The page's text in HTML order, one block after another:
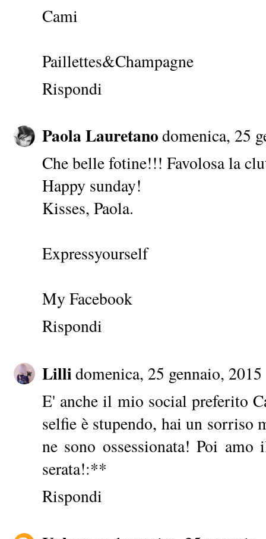
Cami
Paillettes&Champagne
Rispondi
Paola Lauretanodomenica, 25
Che belle fotine!!! Favolosa la
Happy sunday!
Kisses, Paola.
Expressyourself
My Facebook
Rispondi
Lillidomenica, 25 gennaio, 2015
E' anche il mio social preferito
selfie è stupendo, hai un sorriso
ne sono ossessionata! Poi
serata!:**
Rispondi